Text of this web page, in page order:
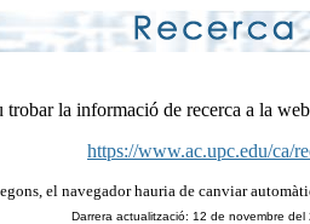
trobar la informació de recerca a la
https://www.ac.upc.edu/ca/
el navegador hauria de canviar
Darrera actualització: 12 de novembre del